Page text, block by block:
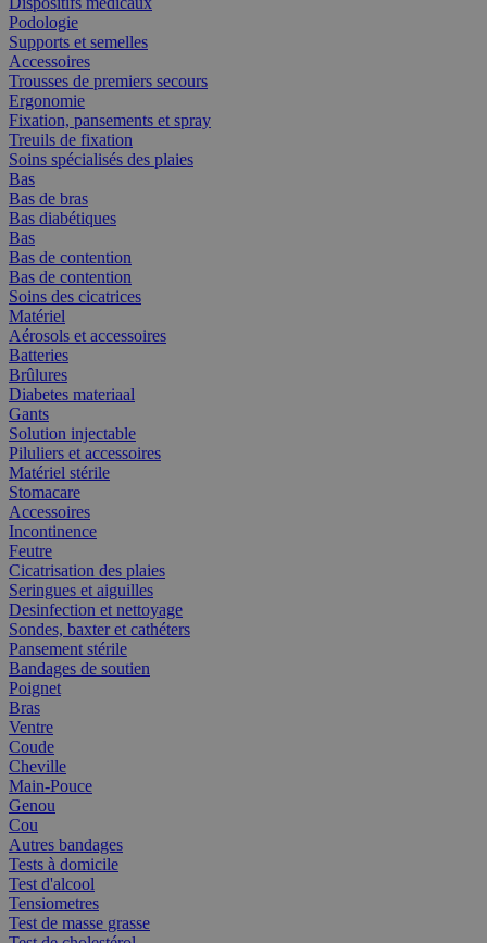
Podologie
Supports et semelles
Accessoires
Trousses de premiers secours
Ergonomie
Fixation, pansements et spray
Treuils de fixation
Soins spécialisés des plaies
Bas
Bas de bras
Bas diabétiques
Bas
Bas de contention
Bas de contention
Soins des cicatrices
Matériel
Aérosols et accessoires
Batteries
Brûlures
Diabetes materiaal
Gants
Solution injectable
Piluliers et accessoires
Matériel stérile
Stomacare
Accessoires
Incontinence
Feutre
Cicatrisation des plaies
Seringues et aiguilles
Desinfection et nettoyage
Sondes, baxter et cathéters
Pansement stérile
Bandages de soutien
Poignet
Bras
Ventre
Coude
Cheville
Main-Pouce
Genou
Cou
Autres bandages
Tests à domicile
Test d'alcool
Tensiometres
Test de masse grasse